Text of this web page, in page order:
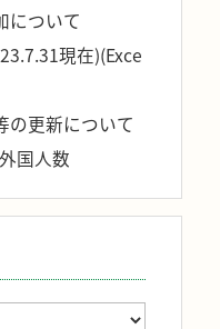
について
現在)(Exce
の更新について
国人数